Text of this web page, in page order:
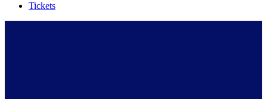
Tickets